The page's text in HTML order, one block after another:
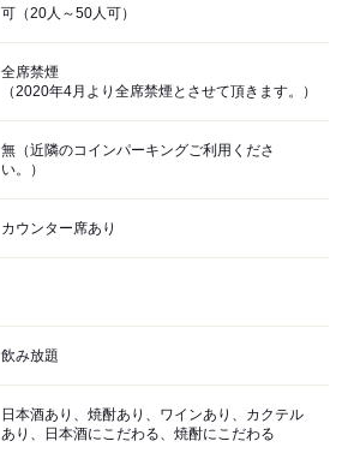
可（20人～50人可）
全席禁煙
（2020年4月より全席禁煙とさせて頂きます。）
無（近隣のコインパーキングご利用くださ
い。）
カウンター席あり
飲み放題
日本酒あり、焼酎あり、ワインあり、カクテル
あり、日本酒にこだわる、焼酎にこだわる